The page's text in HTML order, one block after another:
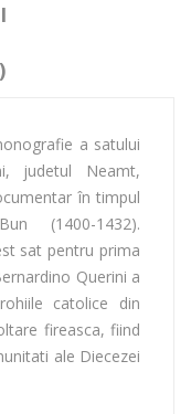
a satului
judetul Neamt,
în timpul
(1400-1432).
sat pentru prima
Querini a
catolice din
fireasca, fiind
ale Diecezei